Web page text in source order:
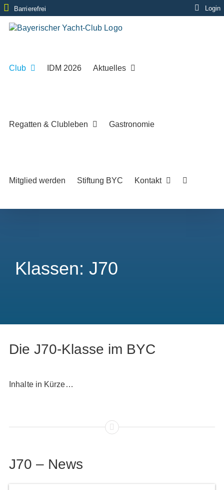
Zum
Inhalt
springen
Barrierefrei Login
Club IDM 2026 Aktuelles
Regatten & Clubleben Gastronomie
Mitglied werden Stiftung BYC Kontakt
Klassen: J70
Die J70-Klasse im BYC
Inhalte in Kürze…
J70 – News